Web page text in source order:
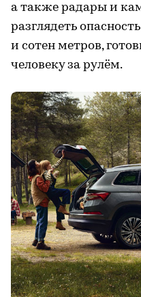
а также радары и
разглядеть
и сотен метров,
человеку за рулём.